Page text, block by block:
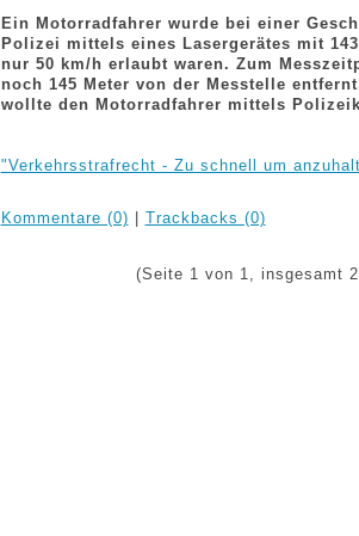
Ein Motorradfahrer wurde bei einer
Polizei mittels eines Lasergerätes mit
nur 50 km/h erlaubt waren. Zum
noch 145 Meter von der Messtelle
wollte den Motorradfahrer mittels
"Verkehrsstrafrecht - Zu schnell um
Kommentare (0) Trackbacks (0)
(Seite 1 von 1, insgesamt